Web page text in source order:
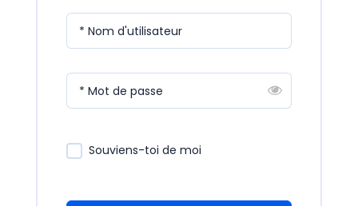
* Nom d'utilisateur
* Mot de passe
Souviens-toi de moi